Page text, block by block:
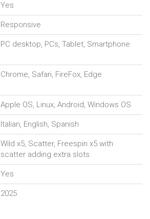
Yes
Responsive
PC desktop, PCs, Tablet, Smartphone
Chrome, Safari, FireFox, Edge
Apple OS, Linux, Android, Windows OS
Italian, English, Spanish
Wild x5, Scatter, Freespin x5 with
scatter adding extra slots
Yes
2025